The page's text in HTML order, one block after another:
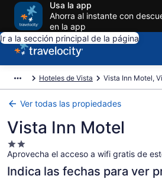
Usa la app
Ahorra al instante con
en la app
Ir a la sección principal de la página
Hoteles de Vista Vista Inn Motel,
Ver todas las propiedades
Vista Inn Motel
Propiedad
de
2.0
Aprovecha el acceso a wifi gratis de
Indica las fechas para ver